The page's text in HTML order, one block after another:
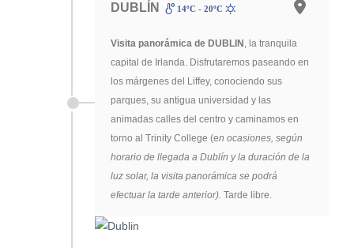
DUBLÍN 14ºC - 20ºC
Visita panorámica de DUBLIN , la tranquila
capital de Irlanda. Disfrutaremos paseando en
los márgenes del Liffey, conociendo sus
parques, su antigua universidad y las
animadas calles del centro y caminamos en
torno al Trinity College (en ocasiones, según
horario de llegada a Dublín y la duración de la
luz solar, la visita panorámica se podrá
efectuar la tarde anterior). Tarde libre.